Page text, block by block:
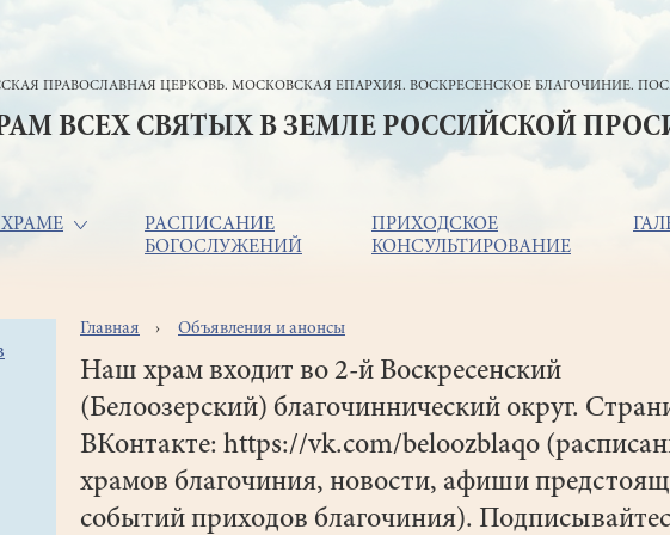
ПРАВОСЛАВНАЯ ЦЕРКОВЬ. МОСКОВСКАЯ ЕПАРХИЯ. ВОСКРЕСЕНСКОЕ БЛАГОЧИНИЕ.
ВСЕХ СВЯТЫХ В ЗЕМЛЕ РОССИЙСКОЙ
РАСПИСАНИЕ
БОГОСЛУЖЕНИЙ
ПРИХОДСКОЕ
КОНСУЛЬТИРОВАНИЕ
Строка
навигации
Главная Объявления и анонсы
Наш храм входит во 2-й Воскресенский
(Белоозерский) благочиннический округ.
ВКонтакте: https://vk.com/beloozblaqo
храмов благочиния, новости, афиши
событий приходов благочиния).